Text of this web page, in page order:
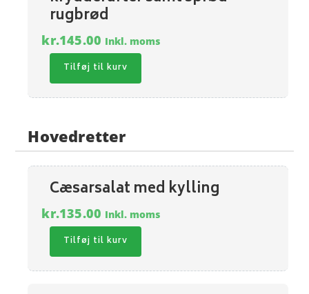
rugbrød
kr.145.00 Inkl. moms
Tilføj til kurv
Hovedretter
Cæsarsalat med kylling
kr.135.00 Inkl. moms
Tilføj til kurv